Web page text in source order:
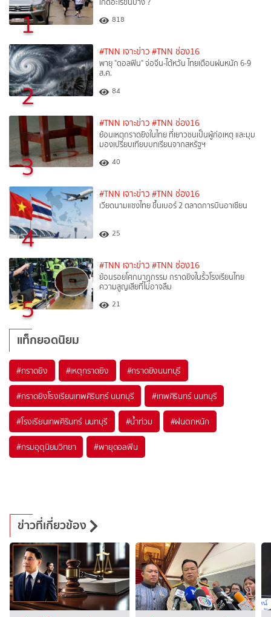
1 818
2
#TNN เจาะข่าว #TNN ช่อง16
พายุ "ดอลฟิน" จ่อจีน-ไต้หวัน ไทยเตือนฝนหนัก 6-9
ส.ค.
84
3
#TNN เจาะข่าว #TNN ช่อง16
ย้อนเหตุกราดยิงในไทย ที่เยาวชนเป็นผู้ก่อเหตุ และมุม
มองเปรียบเทียบบทเรียนจากสหรัฐฯ
40
4
#TNN เจาะข่าว #TNN ช่อง16
เวียดนามแซงไทย ขึ้นเบอร์ 2 ตลาดการบินอาเซียน
25
5
#TNN เจาะข่าว #TNN ช่อง16
ย้อนรอยโศกนาฏกรรม กราดยิงในรั้วโรงเรียนไทย
ความสูญเสียที่ไม่อาจลืม
21
แท็กยอดนิยม
#กราดยิง #เหตุกราดยิง #กราดยิงนนทบุรี
#กราดยิงโรงเรียนเทพศิรินทร์ นนทบุรี #เทพศิรินทร์ นนทบุรี
#โรงเรียนเทพศิรินทร์ นนทบุรี #น้ำท่วม #ฝนตกหนัก
#กรมอุตุนิยมวิทยา #พายุดอลฟิน
ข่าวที่เกี่ยวข้อง